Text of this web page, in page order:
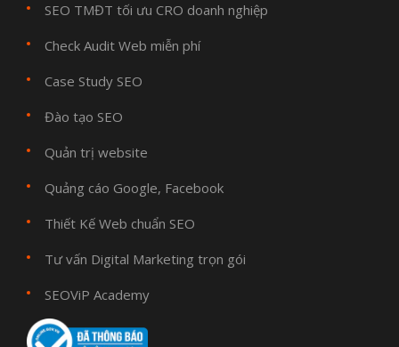
SEO TMĐT tối ưu CRO doanh nghiệp
Check Audit Web miễn phí
Case Study SEO
Đào tạo SEO
Quản trị website
Quảng cáo Google, Facebook
Thiết Kế Web chuẩn SEO
Tư vấn Digital Marketing trọn gói
SEOViP Academy